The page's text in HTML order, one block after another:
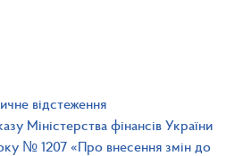
відстеження
Міністерства фінансів України
№ 1207 «Про внесення змін до